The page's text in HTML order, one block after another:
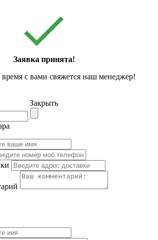
Заявка принята!
с вами свяжется наш менеджер!
Закрыть